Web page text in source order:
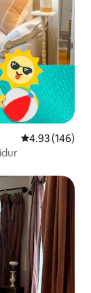
Penarafan
4.93 (146)